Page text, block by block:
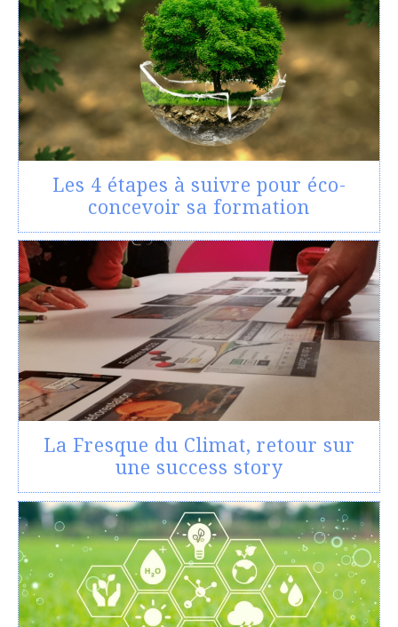
Les 4 étapes à suivre pour éco-
concevoir sa formation
La Fresque du Climat, retour sur
une success story